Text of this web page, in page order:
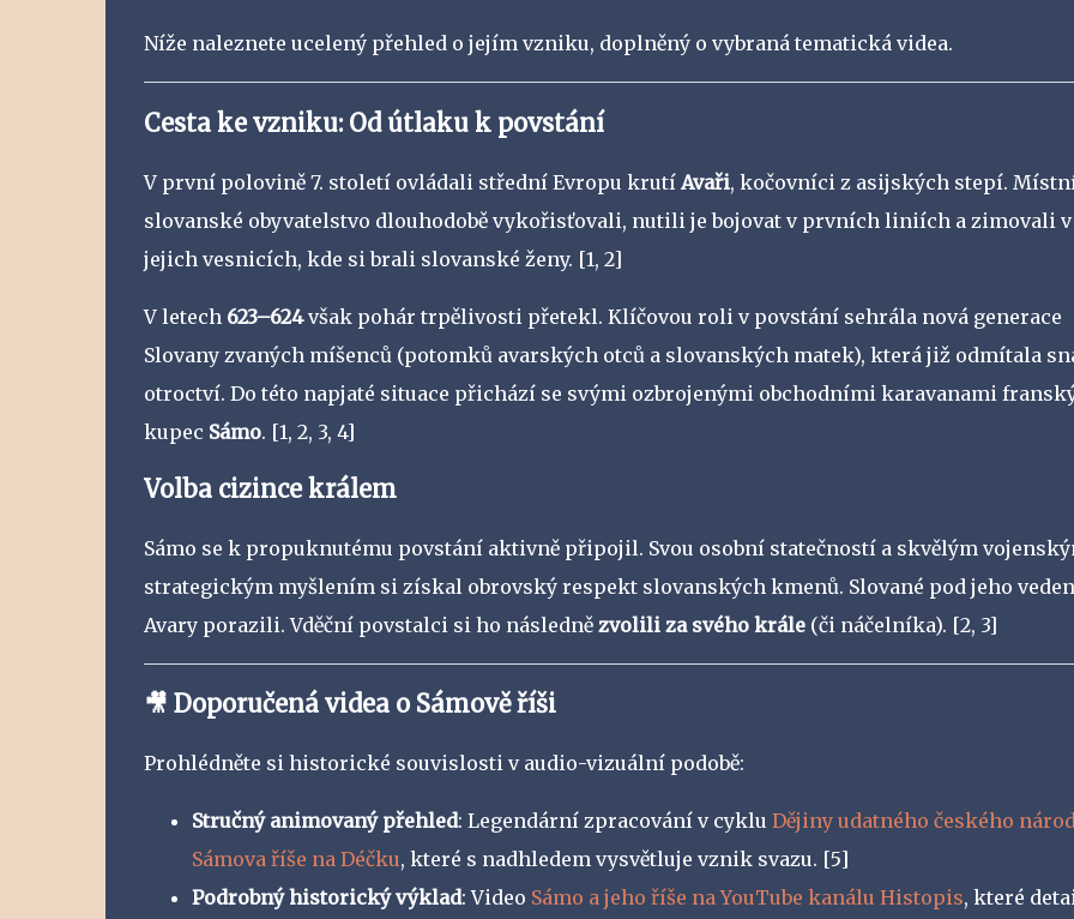
Níže naleznete ucelený přehled o jejím vzniku, doplněný o vybraná tematická videa.
Cesta ke vzniku: Od útlaku k povstání
V první polovině 7. století ovládali střední Evropu krutí Avaři, kočovníci z asijských stepí.
slovanské obyvatelstvo dlouhodobě vykořisťovali, nutili je bojovat v prvních liniích a zimovali v
jejich vesnicích, kde si brali slovanské ženy. [1, 2]
V letech 623–624však pohár trpělivosti přetekl. Klíčovou roli v povstání sehrála nová generace
Slovany zvaných míšenců (potomků avarských otců a slovanských matek), která již odmítala
otroctví. Do této napjaté situace přichází se svými ozbrojenými obchodními karavanami
kupec Sámo. [1, 2, 3, 4]
Volba cizince králem
Sámo se k propuknutému povstání aktivně připojil. Svou osobní statečností a skvělým
strategickým myšlením si získal obrovský respekt slovanských kmenů. Slované pod jeho
Avary porazili. Vděční povstalci si ho následně zvolili za svého krále(či náčelníka). [2, 3]
🎥 Doporučená videa o Sámově říši
Prohlédněte si historické souvislosti v audio-vizuální podobě:
Stručný animovaný přehled: Legendární zpracování v cyklu Dějiny udatného českého
Sámova říše na Déčku, které s nadhledem vysvětluje vznik svazu. [5]
Podrobný historický výklad: Video Sámo a jeho říše na YouTube kanálu Histopis, které